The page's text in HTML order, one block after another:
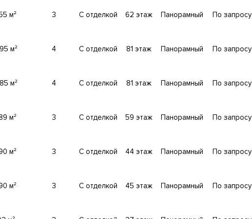
самые современные и высокотехнологичные системы обеспечения
м² 3 С отделкой 62 этаж Панорамный По запросу
м² 4 С отделкой 81 этаж Панорамный По запросу
м² 4 С отделкой 81 этаж Панорамный По запросу
м² 3 С отделкой 59 этаж Панорамный По запросу
м² 3 С отделкой 44 этаж Панорамный По запросу
м² 3 С отделкой 45 этаж Панорамный По запросу